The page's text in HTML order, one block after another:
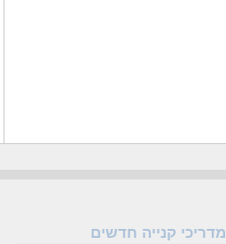
מדריכי קנייה חדשים